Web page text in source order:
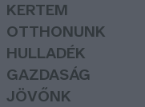
KERTEM
OTTHONUNK
HULLADÉK
GAZDASÁG
JÖVŐNK